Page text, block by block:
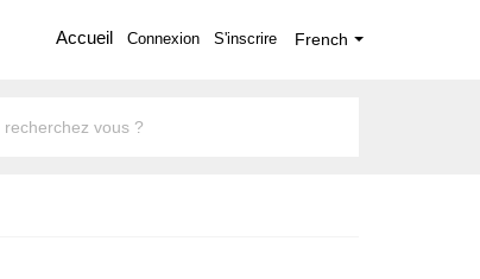
Accueil French
Connexion S'inscrire